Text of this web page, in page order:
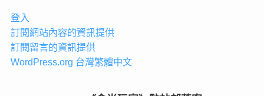
登入
訂閱網站內容的資訊提供
訂閱留言的資訊提供
WordPress.org 台灣繁體中文